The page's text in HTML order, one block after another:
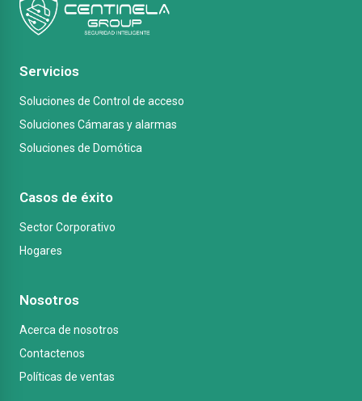
Servicios
Soluciones de Control de acceso
Soluciones Cámaras y alarmas
Soluciones de Domótica
Casos de éxito
Sector Corporativo
Hogares
Nosotros
Acerca de nosotros
Contactenos
Políticas de ventas